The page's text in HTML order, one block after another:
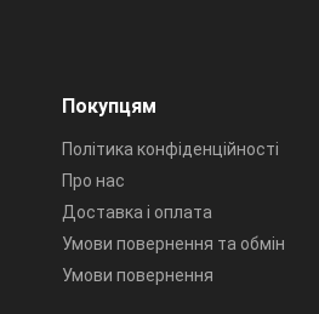
Покупцям
Політика конфіденційності
Про нас
Доставка і оплата
Умови повернення та обмін
Умови повернення